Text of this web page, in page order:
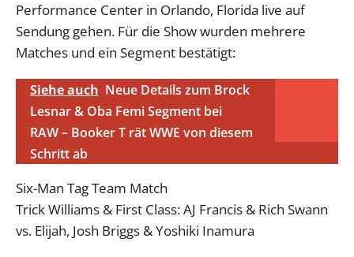
Performance Center in Orlando, Florida live auf
Sendung gehen. Für die Show wurden mehrere
Matches und ein Segment bestätigt:
Siehe auch Neue Details zum Brock
Lesnar & Oba Femi Segment bei
RAW – Booker T rät WWE von diesem
Schritt ab
Six-Man Tag Team Match
Trick Williams & First Class: AJ Francis & Rich Swann
vs. Elijah, Josh Briggs & Yoshiki Inamura